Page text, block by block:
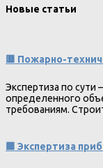
Новые статьи
🟥 Пожарно-
Экспертиза по сути
определенного
требованиям.
🟩 Экспертиза